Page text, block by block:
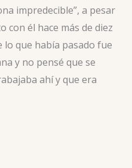
impredecible”, a pesar
con él hace más de diez
lo que había pasado fue
y no pensé que se
ahí y que era